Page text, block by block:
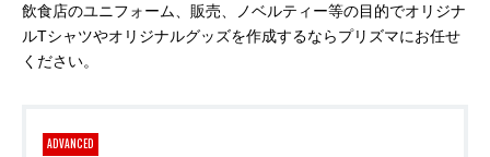
飲食店のユニフォーム、販売、ノベルティー等の目的でオリジナ
ルTシャツやオリジナルグッズを作成するならプリズマにお任せ
ください。
ADVANCED